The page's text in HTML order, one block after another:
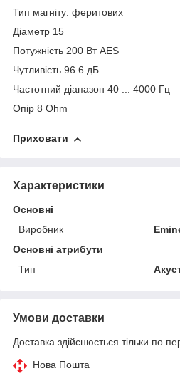
Тип магніту: феритових
Діаметр 15
Потужність 200 Вт AES
Чутливість 96.6 дБ
Частотний діапазон 40 ... 4000 Гц
Опір 8 Ohm
Приховати
Характеристики
Основні
Виробник
Основні атрибути
Тип
Умови доставки
Доставка здійснюється тільки по
Нова Пошта